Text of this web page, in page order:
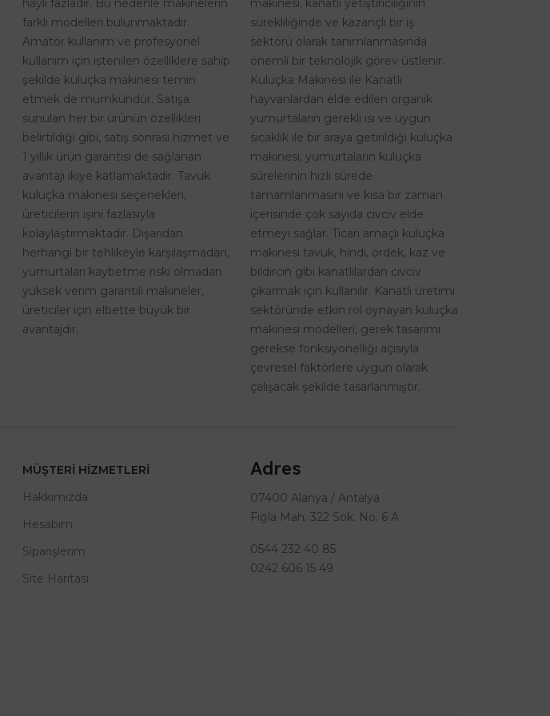
farklı modelleri bulunmaktadır.
Amatör kullanım ve profesyonel
kullanım için istenilen özelliklere sahip
şekilde kuluçka makinesi temin
etmek de mümkündür. Satışa
sunulan her bir ürünün özellikleri
belirtildiği gibi, satış sonrası hizmet ve
1 yıllık ürün garantisi de sağlanan
avantajı ikiye katlamaktadır. Tavuk
kuluçka makinesi seçenekleri,
üreticilerin işini fazlasıyla
kolaylaştırmaktadır. Dışarıdan
herhangi bir tehlikeyle karşılaşmadan,
yumurtaları kaybetme riski olmadan
yüksek verim garantili makineler,
üreticiler için elbette büyük bir
avantajdır.
makinesi, kanatlı yetiştiriciliğinin
sürekliliğinde ve kazançlı bir iş
sektörü olarak tanımlanmasında
önemli bir teknolojik görev üstlenir.
Kuluçka Makinesi ile Kanatlı
hayvanlardan elde edilen organik
yumurtaların gerekli ısı ve uygun
sıcaklık ile bir araya getirildiği kuluçka
makinesi, yumurtaların kuluçka
sürelerinin hızlı sürede
tamamlanmasını ve kısa bir zaman
içerisinde çok sayıda civciv elde
etmeyi sağlar. Ticari amaçlı kuluçka
makinesi tavuk, hindi, ördek, kaz ve
bıldırcın gibi kanatlılardan civciv
çıkarmak için kullanılır. Kanatlı üretimi
sektöründe etkin rol oynayan kuluçka
makinesi modelleri, gerek tasarımı
gerekse fonksiyonelliği açısıyla
çevresel faktörlere uygun olarak
çalışacak şekilde tasarlanmıştır.
MÜŞTERI HIZMETLERI
Hakkımızda
Hesabım
Siparişlerim
Site Haritası
Adres
07400 Alanya / Antalya
Fığla Mah. 322 Sok. No. 6 A
0544 232 40 85
0242 606 15 49